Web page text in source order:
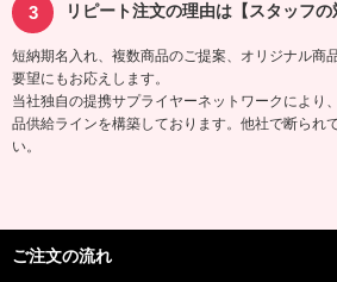
リピート注文の理由は【スタッフの
短納期名入れ、複数商品のご提案、オリジナル商
要望にもお応えします。
当社独自の提携サプライヤーネットワークにより
品供給ラインを構築しております。他社で断られ
い。
ご注文の流れ